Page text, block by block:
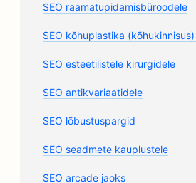
SEO raamatupidamisbüroodele
SEO kõhuplastika
SEO esteetilistele kirurgidele
SEO antikvariaatidele
SEO lõbustuspargid
SEO seadmete kauplustele
SEO arcade jaoks